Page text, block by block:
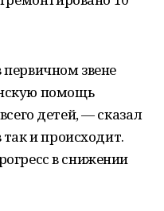
звене
помощь
детей, — сказал
и происходит.
в снижении